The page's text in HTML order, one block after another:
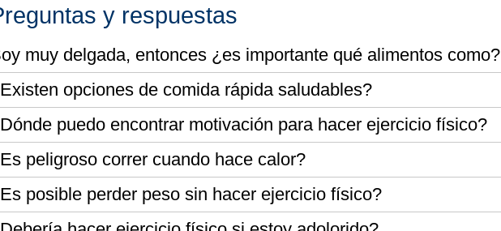
y respuestas
muy delgada, entonces ¿es importante qué alimentos como?
opciones de comida rápida saludables?
puedo encontrar motivación para hacer ejercicio físico?
peligroso correr cuando hace calor?
posible perder peso sin hacer ejercicio físico?